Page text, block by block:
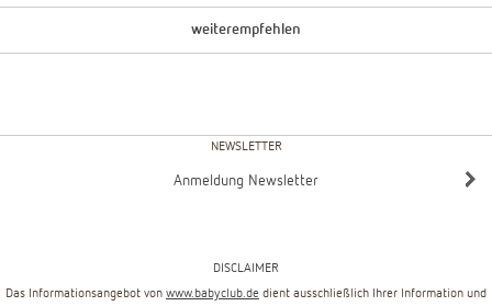
weiterempfehlen
NEWSLETTER
Anmeldung Newsletter
DISCLAIMER
Das Informationsangebot von www.babyclub.de dient ausschließlich Ihrer Information und